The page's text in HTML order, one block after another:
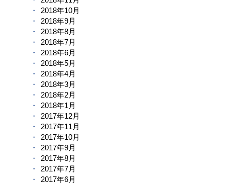
2018年10月
2018年9月
2018年8月
2018年7月
2018年6月
2018年5月
2018年4月
2018年3月
2018年2月
2018年1月
2017年12月
2017年11月
2017年10月
2017年9月
2017年8月
2017年7月
2017年6月